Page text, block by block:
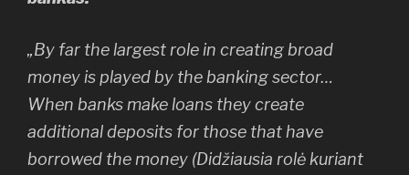
„By far the largest role in creating broad
money is played by the banking sector…
When banks make loans they create
additional deposits for those that have
borrowed the money (Didžiausia rolė kuriant